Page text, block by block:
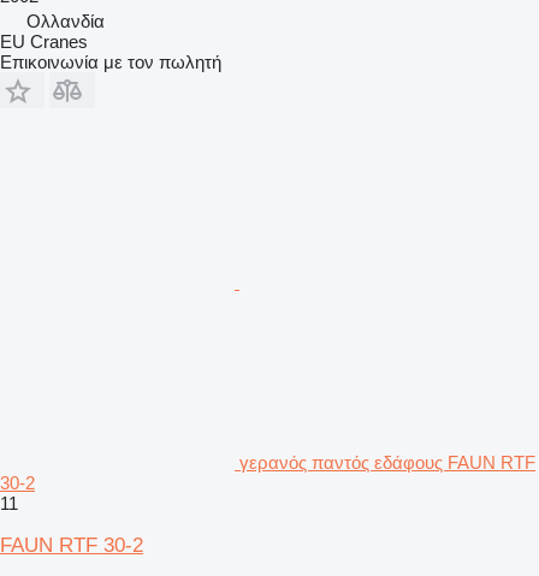
Ολλανδία
EU Cranes
Επικοινωνία με τον πωλητή
γερανός παντός εδάφους FAUN RTF
30-2
11
FAUN RTF 30-2